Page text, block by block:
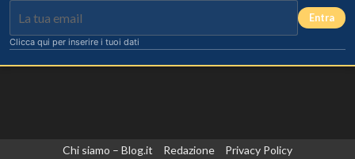
Chi siamo – Blog.it Redazione Privacy Policy
Cristian confessa il tradimento con
Entra
Clicca qui per inserire i tuoi dati